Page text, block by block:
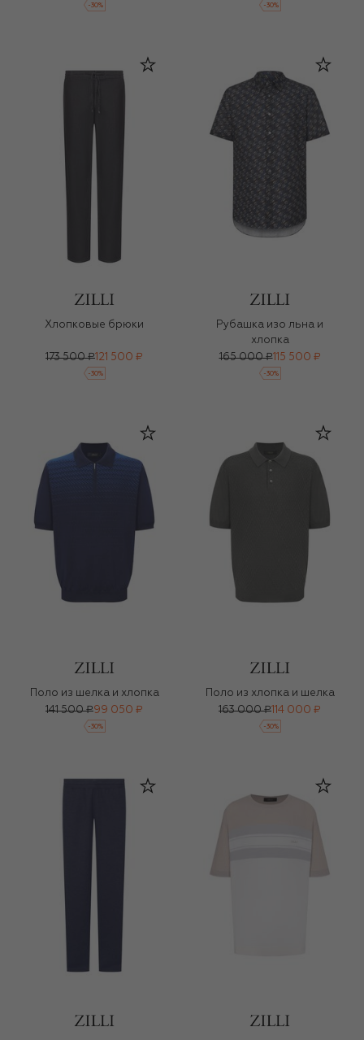
-30% -30%
Хлопковые брюки
173 500 ₽ 121 500 ₽
-30%
Рубашка изо льна и
хлопка
165 000 ₽115 500 ₽
-30%
Поло из шелка и хлопка
141 500 ₽99 050 ₽
-30%
Поло из хлопка и шелка
163 000 ₽ 114 000 ₽
-30%